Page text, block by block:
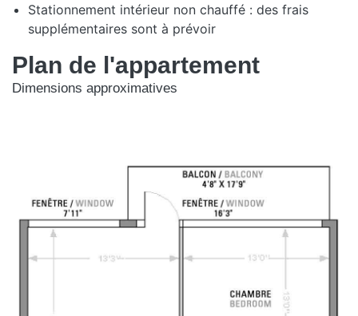
Stationnement intérieur non chauffé : des frais
supplémentaires sont à prévoir
Plan de l'appartement
Dimensions approximatives